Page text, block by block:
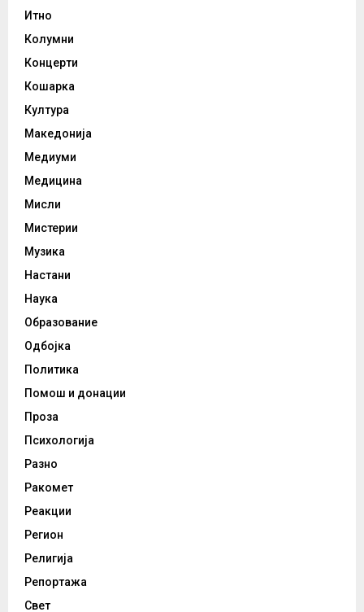
Итно
Колумни
Концерти
Кошарка
Култура
Македонија
Медиуми
Медицина
Мисли
Мистерии
Музика
Настани
Наука
Образование
Одбојка
Политика
Помош и донации
Проза
Психологија
Разно
Ракомет
Реакции
Регион
Религија
Репортажа
Свет